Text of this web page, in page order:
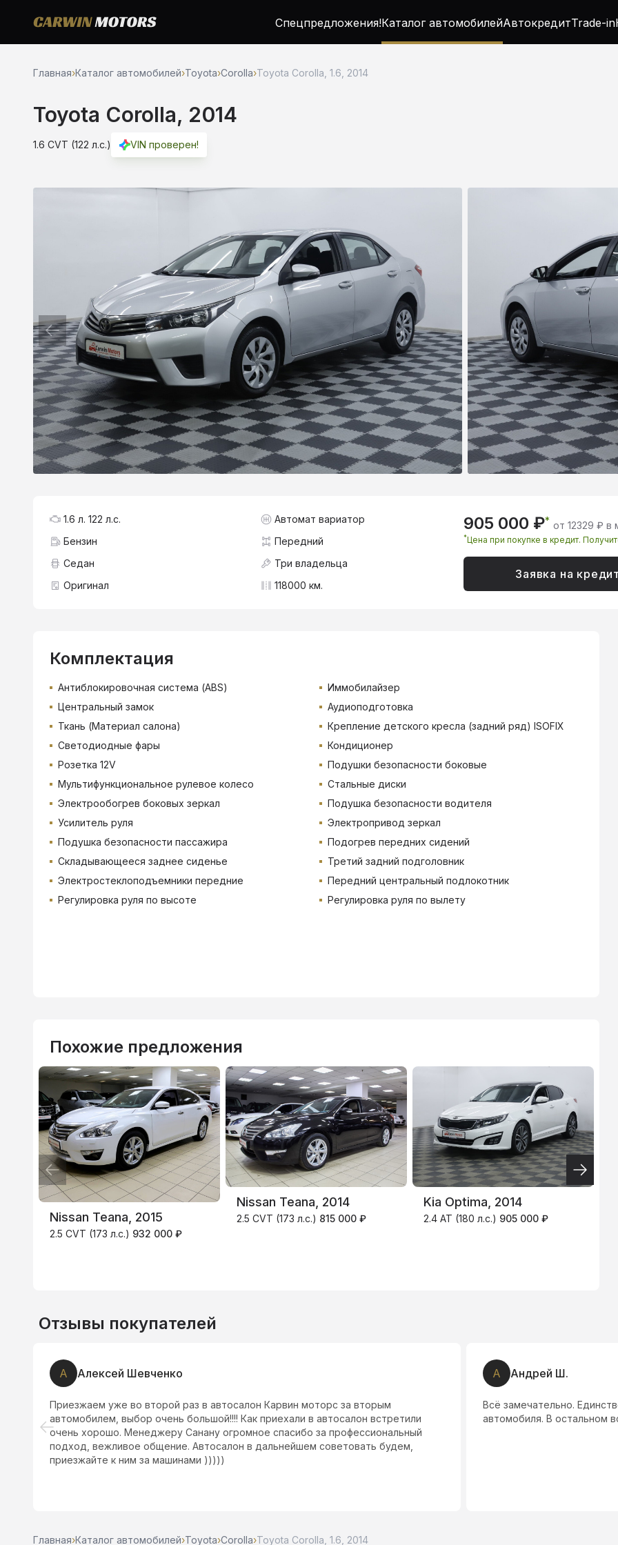
Спецпредложения!Каталог автомобилейАвтокредитTrade-in
Главная›Каталог автомобилей›Toyota›Corolla›Toyota Corolla, 1.6, 2014
Toyota Corolla, 2014
1.6 CVT (122 л.с.) VIN проверен!
905 000 ₽* от 12329 ₽ в
*Цена при покупке в кредит.
Заявка на кредит
1.6 л. 122 л.с.
Автомат вариатор
Бензин
Передний
Седан
Три владельца
Оригинал
118000 км.
Комплектация
Антиблокировочная система (ABS)
Иммобилайзер
Центральный замок
Аудиоподготовка
Ткань (Материал салона)
Крепление детского кресла (задний ряд) ISOFIX
Светодиодные фары
Кондиционер
Розетка 12V
Подушки безопасности боковые
Мультифункциональное рулевое колесо
Стальные диски
Электрообогрев боковых зеркал
Подушка безопасности водителя
Усилитель руля
Электропривод зеркал
Подушка безопасности пассажира
Подогрев передних сидений
Складывающееся заднее сиденье
Третий задний подголовник
Электростеклоподъемники передние
Передний центральный подлокотник
Регулировка руля по высоте
Регулировка руля по вылету
Похожие предложения
Nissan Teana, 2015
2.5 CVT (173 л.с.) 932 000 ₽
Nissan Teana, 2014
2.5 CVT (173 л.с.) 815 000 ₽
Kia Optima, 2014
2.4 AT (180 л.с.) 905 000 ₽
ВТБ
3.9%
Отзывы покупателей
А Алексей Шевченко
Приезжаем уже во второй раз в автосалон Карвин моторс за вторым
автомобилем, выбор очень большой!!!! Как приехали в автосалон встретили
очень хорошо. Менеджеру Санану огромное спасибо за профессиональный
подход, вежливое общение. Автосалон в дальнейшем советовать будем,
приезжайте к ним за машинами )))))
А Андрей Ш.
Всё замечательно.
автомобиля. В остальном
Главная›Каталог автомобилей›Toyota›Corolla›Toyota Corolla, 1.6, 2014